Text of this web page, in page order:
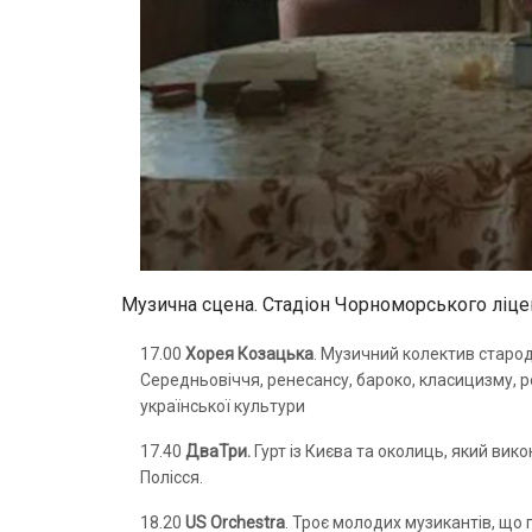
Музична сцена. Стадіон Чорноморського
17.00 Хорея Козацька . Музичний колектив
Середньовіччя, ренесансу, бароко, класицизму,
української культури
17.40 ДваТри. Гурт із Києва та околиць, який
Полісся.
18.20 US Orchestra . Троє молодих музикантів, що